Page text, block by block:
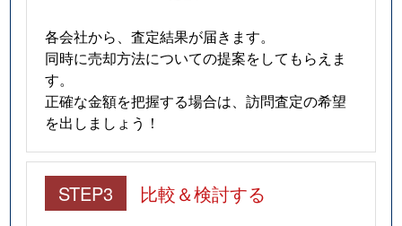
各会社から、査定結果が届きます。
同時に売却方法についての提案をしてもらえま
す。
正確な金額を把握する場合は、訪問査定の希望
を出しましょう！
STEP3 比較＆検討する